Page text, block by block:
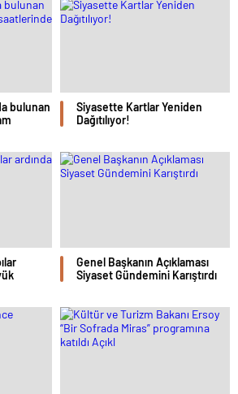
bulunan
Siyasette Kartlar Yeniden
Dağıtılıyor!
Genel Başkanın Açıklaması
Siyaset Gündemini Karıştırdı